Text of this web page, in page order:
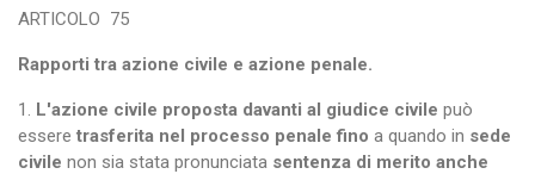
ARTICOLO 75
Rapporti tra azione civile e azione penale.
1. L'azione civile proposta davanti al giudice civile può
essere trasferita nel processo penale fino a quando in sede
civile non sia stata pronunciata sentenza di merito anche